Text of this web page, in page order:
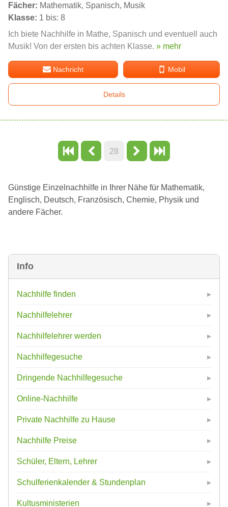
Info
Nachhilfe finden
Nachhilfelehrer
Nachhilfelehrer werden
Nachhilfegesuche
Dringende Nachhilfegesuche
Online-Nachhilfe
Private Nachhilfe zu Hause
Nachhilfe Preise
Schüler, Eltern, Lehrer
Schulferienkalender & Stundenplan
Kultusministerien
Fächer: Mathematik, Spanisch, Musik
Klasse: 1 bis: 8
Ich biete Nachhilfe in Mathe, Spanisch und eventuell auch
Musik! Von der ersten bis achten Klasse. » mehr
Nachricht Mobil
Details
28
Günstige Einzelnachhilfe in Ihrer Nähe für Mathematik,
Englisch, Deutsch, Französisch, Chemie, Physik und
andere Fächer.